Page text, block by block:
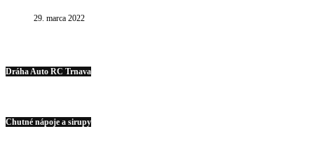
29. marca 2022
Dráha Auto RC Trnava
Chutné nápoje a sirupy